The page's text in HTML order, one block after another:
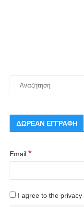
ΔΩΡΕΑΝ ΕΓΓΡΑΦΗ
Email *
I agree to the privacy